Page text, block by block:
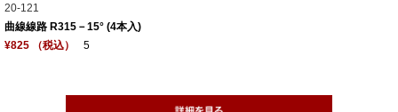
20-121
曲線線路 R315－15° (4本入)
¥825 （税込）
5